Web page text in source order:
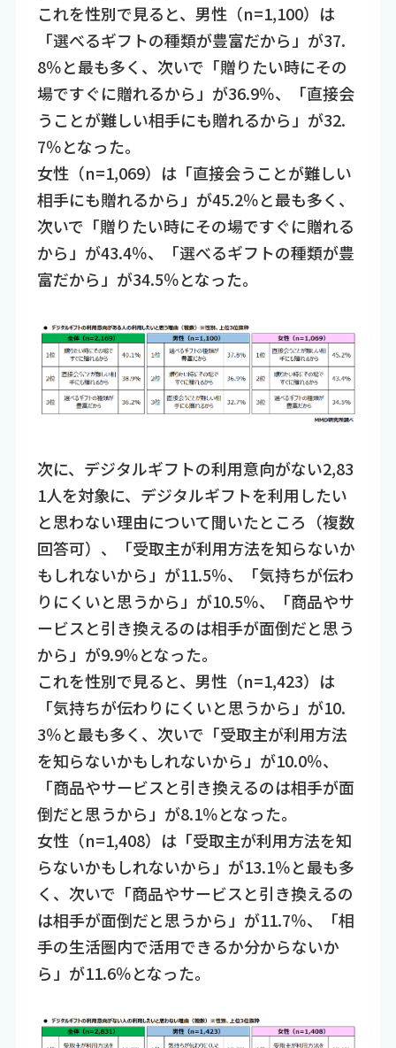
これを性別で見ると、男性（n=1,100）は
「選べるギフトの種類が豊富だから」が37.
8％と最も多く、次いで「贈りたい時にその
場ですぐに贈れるから」が36.9％、「直接会
うことが難しい相手にも贈れるから」が32.
7％となった。
女性（n=1,069）は「直接会うことが難しい
相手にも贈れるから」が45.2％と最も多く、
次いで「贈りたい時にその場ですぐに贈れる
から」が43.4％、「選べるギフトの種類が豊
富だから」が34.5％となった。
次に、デジタルギフトの利用意向がない2,83
1人を対象に、デジタルギフトを利用したい
と思わない理由について聞いたところ（複数
回答可）、「受取主が利用方法を知らないか
もしれないから」が11.5％、「気持ちが伝わ
りにくいと思うから」が10.5％、「商品やサ
ービスと引き換えるのは相手が面倒だと思う
から」が9.9％となった。
これを性別で見ると、男性（n=1,423）は
「気持ちが伝わりにくいと思うから」が10.
3％と最も多く、次いで「受取主が利用方法
を知らないかもしれないから」が10.0％、
「商品やサービスと引き換えるのは相手が面
倒だと思うから」が8.1％となった。
女性（n=1,408）は「受取主が利用方法を知
らないかもしれないから」が13.1％と最も多
く、次いで「商品やサービスと引き換えるの
は相手が面倒だと思うから」が11.7％、「相
手の生活圏内で活用できるか分からないか
ら」が11.6％となった。